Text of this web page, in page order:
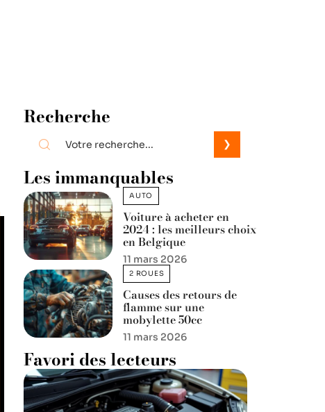
Recherche
Les immanquables
AUTO
Voiture à acheter en
2024 : les meilleurs choix
en Belgique
11 mars 2026
2 ROUES
Causes des retours de
flamme sur une
mobylette 50cc
11 mars 2026
Favori des lecteurs